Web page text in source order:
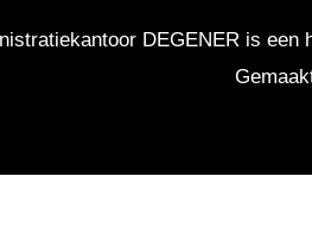
DEGENER is een